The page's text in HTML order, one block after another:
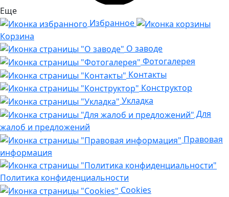
Еще
Избранное
Корзина
О заводе
Фотогалерея
Контакты
Конструктор
Укладка
Для
жалоб и предложений
Правовая
информация
Политика конфиденциальности
Cookies